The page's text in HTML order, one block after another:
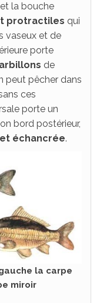
la bouche
protractiles qui
vaseux et de
porte
de
peut pêcher dans
ces
porte un
bord postérieur,
échancrée.
la carpe
miroir